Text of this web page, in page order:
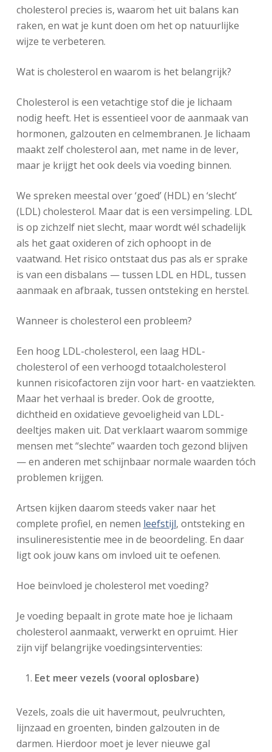
cholesterol precies is, waarom het uit balans kan
raken, en wat je kunt doen om het op natuurlijke
wijze te verbeteren.
Wat is cholesterol en waarom is het belangrijk?
Cholesterol is een vetachtige stof die je lichaam
nodig heeft. Het is essentieel voor de aanmaak van
hormonen, galzouten en celmembranen. Je lichaam
maakt zelf cholesterol aan, met name in de lever,
maar je krijgt het ook deels via voeding binnen.
We spreken meestal over ‘goed’ (HDL) en ‘slecht’
(LDL) cholesterol. Maar dat is een versimpeling. LDL
is op zichzelf niet slecht, maar wordt wél schadelijk
als het gaat oxideren of zich ophoopt in de
vaatwand. Het risico ontstaat dus pas als er sprake
is van een disbalans — tussen LDL en HDL, tussen
aanmaak en afbraak, tussen ontsteking en herstel.
Wanneer is cholesterol een probleem?
Een hoog LDL-cholesterol, een laag HDL-
cholesterol of een verhoogd totaalcholesterol
kunnen risicofactoren zijn voor hart- en vaatziekten.
Maar het verhaal is breder. Ook de grootte,
dichtheid en oxidatieve gevoeligheid van LDL-
deeltjes maken uit. Dat verklaart waarom sommige
mensen met “slechte” waarden toch gezond blijven
— en anderen met schijnbaar normale waarden tóch
problemen krijgen.
Artsen kijken daarom steeds vaker naar het
complete profiel, en nemen leefstijl, ontsteking en
insulineresistentie mee in de beoordeling. En daar
ligt ook jouw kans om invloed uit te oefenen.
Hoe beïnvloed je cholesterol met voeding?
Je voeding bepaalt in grote mate hoe je lichaam
cholesterol aanmaakt, verwerkt en opruimt. Hier
zijn vijf belangrijke voedingsinterventies:
Eet meer vezels (vooral oplosbare)
Vezels, zoals die uit havermout, peulvruchten,
lijnzaad en groenten, binden galzouten in de
darmen. Hierdoor moet je lever nieuwe gal